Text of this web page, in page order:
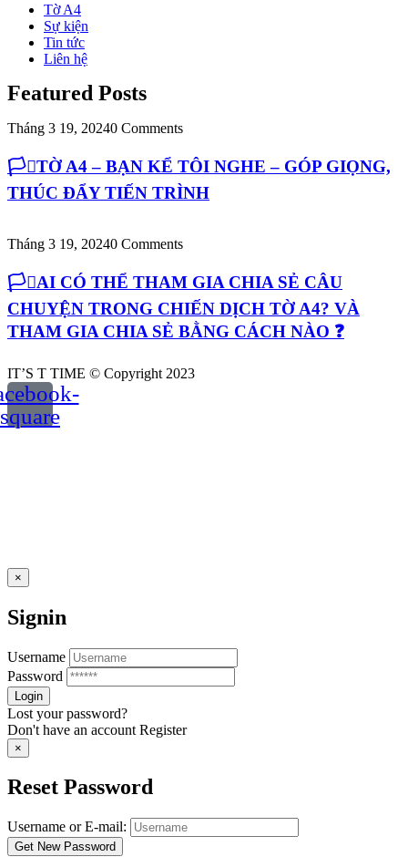
Tờ A4
Sự kiện
Tin tức
Liên hệ
Featured Posts
Tháng 3 19, 20240 Comments
🏳️‍⚧️TỜ A4 – BẠN KỂ TÔI NGHE – GÓP GIỌNG,
THÚC ĐẨY TIẾN TRÌNH
Tháng 3 19, 20240 Comments
🏳️‍⚧️AI CÓ THỂ THAM GIA CHIA SẺ CÂU
CHUYỆN TRONG CHIẾN DỊCH TỜ A4? VÀ
THAM GIA CHIA SẺ BẰNG CÁCH NÀO ❓
IT’S T TIME © Copyright 2023
square
×
Signin
Username
Password
Lost your password?
Don't have an account Register
×
Reset Password
Username or E-mail: